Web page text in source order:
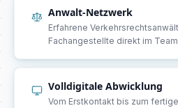
Anwalt-Netzwerk
Erfahrene
Fachangestellte direkt im
Volldigitale Abwicklung
Vom Erstkontakt bis zum